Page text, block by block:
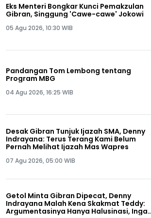
Eks Menteri Bongkar Kunci Pemakzulan
Gibran, Singgung 'Cawe-cawe' Jokowi
05 Agu 2026, 10:30 WIB
Pandangan Tom Lembong tentang
Program MBG
04 Agu 2026, 16:25 WIB
Desak Gibran Tunjuk Ijazah SMA, Denny
Indrayana: Terus Terang Kami Belum
Pernah Melihat Ijazah Mas Wapres
07 Agu 2026, 05:00 WIB
Getol Minta Gibran Dipecat, Denny
Indrayana Malah Kena Skakmat Teddy:
Argumentasinya Hanya Halusinasi, Ingat